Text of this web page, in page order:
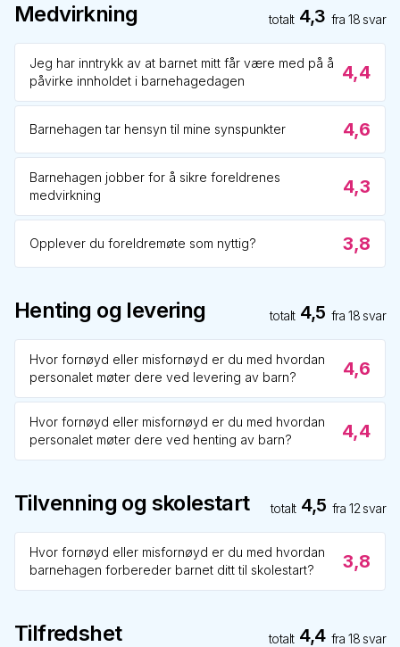
Medvirkning totalt 4,3 fra18 svar
Jeg har inntrykk av at barnet mitt får være med på å
påvirke innholdet i barnehagedagen
4,4
Barnehagen tar hensyn til mine synspunkter 4,6
Barnehagen jobber for å sikre foreldrenes
medvirkning
4,3
Opplever du foreldremøte som nyttig? 3,8
Henting og levering totalt 4,5 fra18 svar
Hvor fornøyd eller misfornøyd er du med hvordan
personalet møter dere ved levering av barn?
4,6
Hvor fornøyd eller misfornøyd er du med hvordan
personalet møter dere ved henting av barn?
4,4
Tilvenning og skolestart totalt 4,5 fra12 svar
Hvor fornøyd eller misfornøyd er du med hvordan
barnehagen forbereder barnet ditt til skolestart?
3,8
Tilfredshet totalt 4,4 fra18 svar